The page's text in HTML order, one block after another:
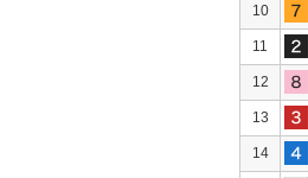
10
11
12
13
14